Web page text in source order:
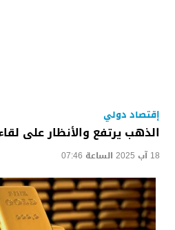
إقتصاد دولي
الذهب يرتفع والأنظار على
18 آب 2025 الساعة 07:46